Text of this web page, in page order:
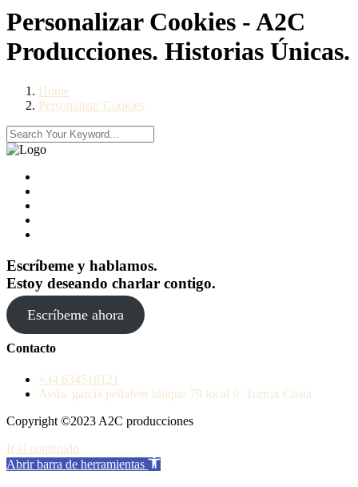
Personalizar Cookies - A2C
Producciones. Historias Únicas.
Home
Personalizar Cookies
Escríbeme y hablamos.
Estoy deseando charlar contigo.
Escríbeme ahora
Contacto
+34 634516121
Avda. garcía peñalver bloque 79 local 9. Torrox Costa
Copyright ©2023 A2C producciones
Ir al contenido
Abrir barra de herramientas